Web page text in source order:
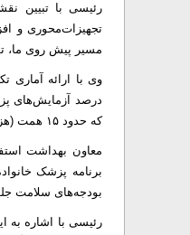
رئیسی با تبیین
تجهیزات‌محوری و
مسیر پیش روی ما،
که حدود ۱۵ همت (هزار میلیارد تومان) دارو بدون مصرف در خانه‌های مردم رسوب کند که این یک خسارت بزرگ به منابع ملی است.
معاون بهداشت
برنامه پزشک
بودجه‌های سلامت
رئیسی با اشاره به